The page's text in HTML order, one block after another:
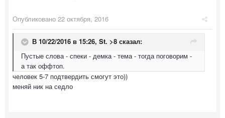
Опубликовано 22 октября, 2016
В 10/22/2016 в 15:26, St. >8 сказал:
Пустые слова - спеки - демка - тема - тогда поговорим -
а так оффтоп.
человек 5-7 подтвердить смогут это))
меняй ник на седло